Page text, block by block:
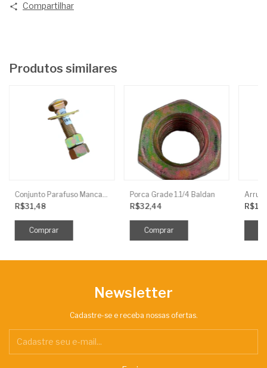
Compartilhar
Produtos similares
Conjunto Parafuso Mancal 3/4 X 3.1/2 Arad.Frances
R$31,48
Porca Grade 1.1/4 Baldan
R$32,44
Newsletter
Cadastre-se e receba nossas ofertas.